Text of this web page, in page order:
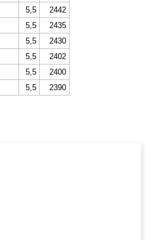
5,5
2442
5,5
2435
5,5
2430
5,5
2402
5,5
2400
5,5 2390